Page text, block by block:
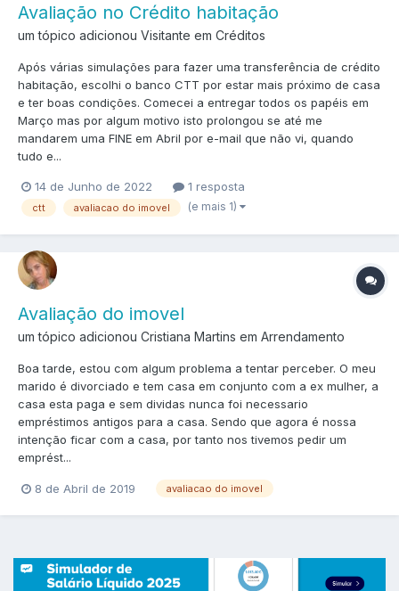
Avaliação no Crédito habitação
um tópico adicionou Visitante em Créditos
Após várias simulações para fazer uma transferência de crédito
habitação, escolhi o banco CTT por estar mais próximo de casa
e ter boas condições. Comecei a entregar todos os papéis em
Março mas por algum motivo isto prolongou se até me
mandarem uma FINE em Abril por e-mail que não vi, quando
tudo e...
14 de Junho de 2022 1 resposta
ctt avaliacao do imovel (e mais 1)
Avaliação do imovel
um tópico adicionou Cristiana Martins em Arrendamento
Boa tarde, estou com algum problema a tentar perceber. O meu
marido é divorciado e tem casa em conjunto com a ex mulher, a
casa esta paga e sem dividas nunca foi necessario
empréstimos antigos para a casa. Sendo que agora é nossa
intenção ficar com a casa, por tanto nos tivemos pedir um
emprést...
8 de Abril de 2019 avaliacao do imovel